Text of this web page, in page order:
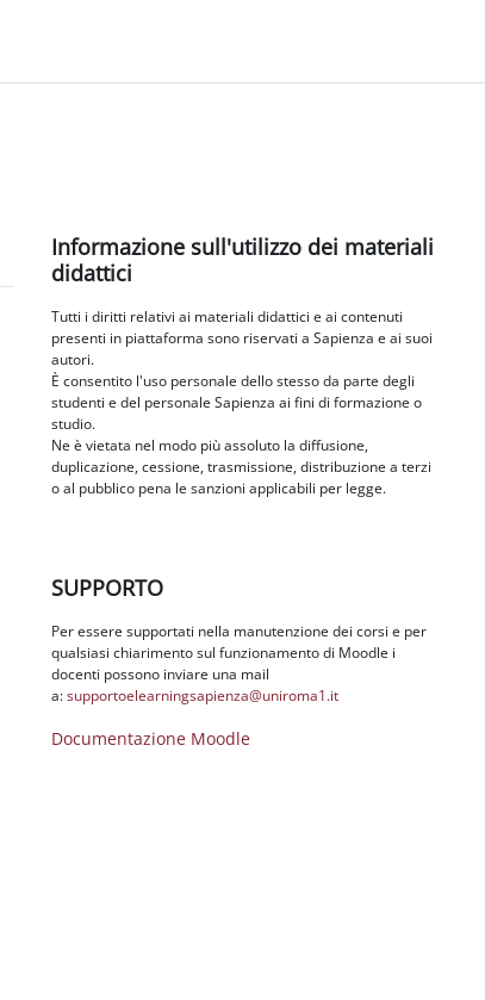
Blocchi
Informazione sull'utilizzo dei materiali
didattici
Tutti i diritti relativi ai materiali didattici e ai contenuti
presenti in piattaforma sono riservati a Sapienza e ai suoi
autori.
È consentito l'uso personale dello stesso da parte degli
studenti e del personale Sapienza ai fini di formazione o
studio.
Ne è vietata nel modo più assoluto la diffusione,
duplicazione, cessione, trasmissione, distribuzione a terzi
o al pubblico pena le sanzioni applicabili per legge.
SUPPORTO
Per essere supportati nella manutenzione dei corsi e per
qualsiasi chiarimento sul funzionamento di Moodle i
docenti possono inviare una mail
a:supportoelearningsapienza@uniroma1.it
Documentazione Moodle